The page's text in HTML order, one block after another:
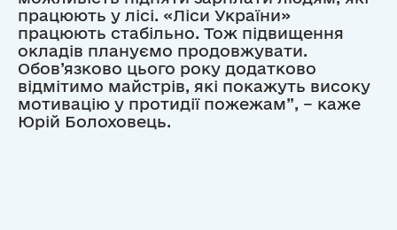
працюють у лісі. «Ліси України»
працюють стабільно. Тож підвищення
окладів плануємо продовжувати.
Обов’язково цього року додатково
відмітимо майстрів, які покажуть високу
мотивацію у протидії пожежам”, – каже
Юрій Болоховець.